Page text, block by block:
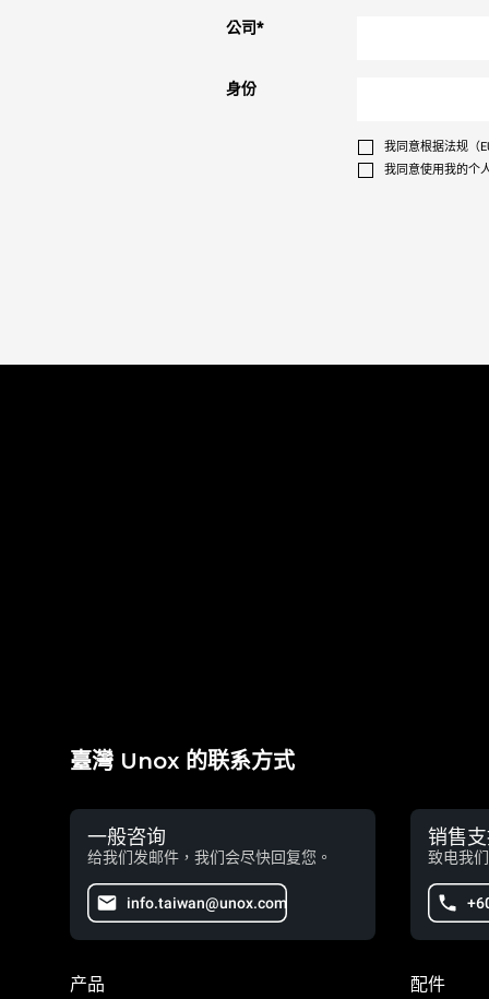
公司*
身份
我同意根据法规（
我同意使用我的个
臺灣 Unox 的联系方式
一般咨询
给我们发邮件，我们会尽快回复您。
info.taiwan@unox.com
销售
致电我
产品 配件